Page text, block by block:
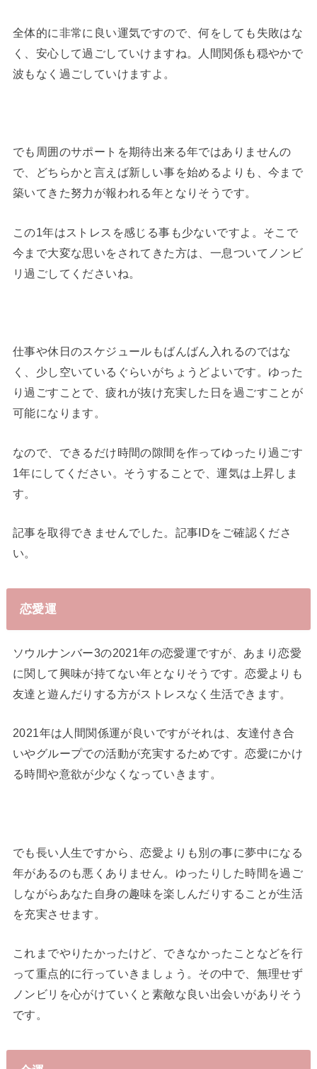
全体的に非常に良い運気ですので、何をしても失敗はな
く、安心して過ごしていけますね。人間関係も穏やかで
波もなく過ごしていけますよ。
でも周囲のサポートを期待出来る年ではありませんの
で、どちらかと言えば新しい事を始めるよりも、今まで
築いてきた努力が報われる年となりそうです。
この1年はストレスを感じる事も少ないですよ。そこで
今まで大変な思いをされてきた方は、一息ついてノンビ
リ過ごしてくださいね。
仕事や休日のスケジュールもばんばん入れるのではな
く、少し空いているぐらいがちょうどよいです。ゆった
り過ごすことで、疲れが抜け充実した日を過ごすことが
可能になります。
なので、できるだけ時間の隙間を作ってゆったり過ごす
1年にしてください。そうすることで、運気は上昇しま
す。
記事を取得できませんでした。記事IDをご確認くださ
い。
恋愛運
ソウルナンバー3の2021年の恋愛運ですが、あまり恋愛
に関して興味が持てない年となりそうです。恋愛よりも
友達と遊んだりする方がストレスなく生活できます。
2021年は人間関係運が良いですがそれは、友達付き合
いやグループでの活動が充実するためです。恋愛にかけ
る時間や意欲が少なくなっていきます。
でも長い人生ですから、恋愛よりも別の事に夢中になる
年があるのも悪くありません。ゆったりした時間を過ご
しながらあなた自身の趣味を楽しんだりすることが生活
を充実させます。
これまでやりたかったけど、できなかったことなどを行
って重点的に行っていきましょう。その中で、無理せず
ノンビリを心がけていくと素敵な良い出会いがありそう
です。